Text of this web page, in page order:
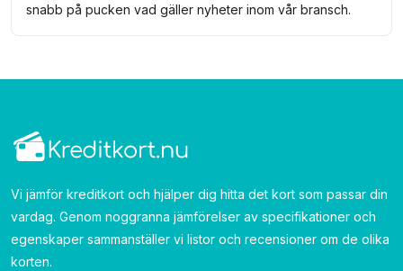
snabb på pucken vad gäller nyheter inom vår bransch.
Vi jämför kreditkort och hjälper dig hitta det kort som passar din
vardag. Genom noggranna jämförelser av specifikationer och
egenskaper sammanställer vi listor och recensioner om de olika
korten.